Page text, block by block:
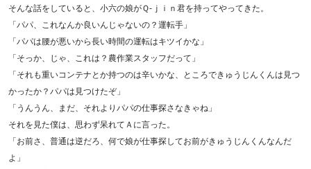
そんな話をしていると、小六の娘がＱ-ｊｉｎ君を持ってやってきた。
「パパ、これなんか良いんじゃないの？運転手」
「パパは腰が悪いから長い時間の運転はキツイかな」
「そっか、じゃ、これは？農作業スタッフだって」
「それも重いコンテナとか持つのは辛いかな、ところできゅうじんくんは見つ
かったか？パパは見つけたぞ」
「うんうん、まだ、それよりパパの仕事探さなきゃね」
それを見た僕は、思わず呆れてＡに言った。
「お前さ、普通は逆だろ、何で娘が仕事探してお前がきゅうじんくんなんだ
よ」